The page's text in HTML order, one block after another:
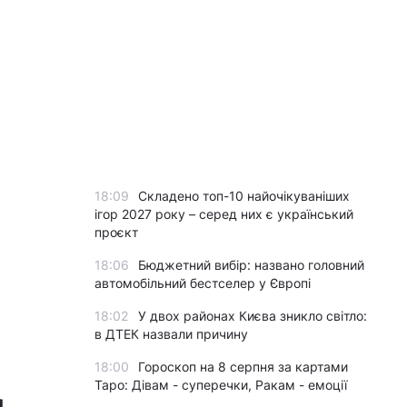
18:09
Складено топ-10 найочікуваніших
ігор 2027 року – серед них є український
проєкт
18:06
Бюджетний вибір: названо головний
автомобільний бестселер у Європі
18:02
У двох районах Києва зникло світло:
в ДТЕК назвали причину
18:00
Гороскоп на 8 серпня за картами
Таро: Дівам - суперечки, Ракам - емоції